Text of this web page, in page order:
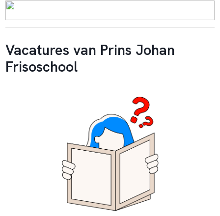
Vacatures van Prins Johan
Frisoschool